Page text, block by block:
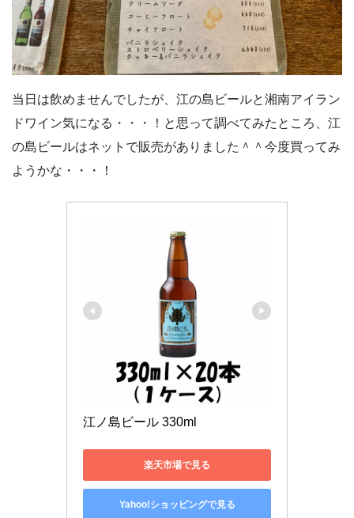
当日は飲めませんでしたが、江の島ビールと湘南アイラン
ドワイン気になる・・・！と思って調べてみたところ、江
の島ビールはネットで販売がありました＾＾今度買ってみ
ようかな・・・！
江ノ島ビール 330ml
楽天市場で見る
Yahoo!ショッピングで見る